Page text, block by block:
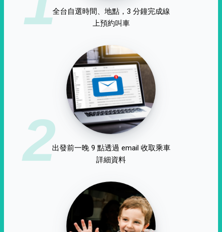
全台自選時間、地點，3 分鐘完成線
上預約叫車
2出發前一晚 9 點透過 email 收取乘車
詳細資料